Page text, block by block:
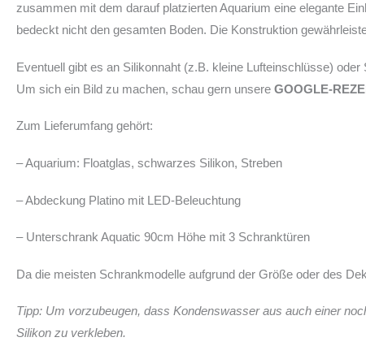
zusammen mit dem darauf platzierten Aquarium eine elegante
bedeckt nicht den gesamten Boden. Die Konstruktion
Eventuell gibt es an Silikonnaht (z.B. kleine Lufteinschlüsse)
Um sich ein Bild zu machen, schau gern unsere GOOGLE-
Zum Lieferumfang gehört:
– Aquarium: Floatglas, schwarzes Silikon, Streben
– Abdeckung Platino mit LED-Beleuchtung
– Unterschrank Aquatic 90cm Höhe mit 3 Schranktüren
Da die meisten Schrankmodelle aufgrund der Größe oder des
Tipp: Um vorzubeugen, dass Kondenswasser aus auch einer
Silikon zu verkleben.